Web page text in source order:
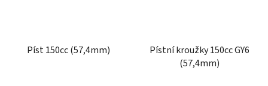
Píst 150cc (57,4mm)
Pístní kroužky 150cc GY6
(57,4mm)